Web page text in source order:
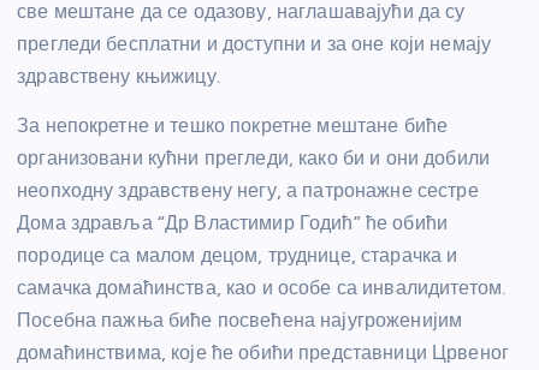
све мештане да се одазову, наглашавајући да су
прегледи бесплатни и доступни и за оне који немају
здравствену књижицу.
За непокретне и тешко покретне мештане биће
организовани кућни прегледи, како би и они добили
неопходну здравствену негу, а патронажне сестре
Дома здравља “Др Властимир Годић” ће обићи
породице са малом децом, труднице, старачка и
самачка домаћинства, као и особе са инвалидитетом.
Посебна пажња биће посвећена најугроженијим
домаћинствима, које ће обићи представници Црвеног